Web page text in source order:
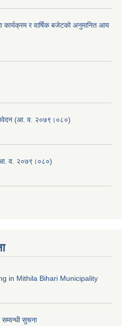
र वार्षिक बजेटको अनुमानित आय
(आ. व. २०७९।०८०)
(आ. व. २०७९।०८०)
in Mithila Bihari Municipality
सुचना